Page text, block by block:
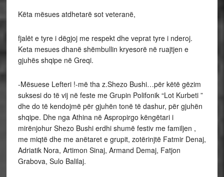
Këta mësues atdhetarë sot veteranë,
fjalët e tyre i dëgjoj me respekt dhe veprat tyre i nderoj.
Keta mesues dhanë shëmbullin kryesorë në ruajtjen e
gjuhës shqipe në Greqi.
-Mësuese Lefteri !-më tha z.Shezo Bushi…për këtë gëzim
suksesi do të vij në feste me Grupin Polifonik “Lot Kurbeti ”
dhe do të kendojmë për gjuhën tonë të dashur, për gjuhën
shqipe. Dhe nga Athina në Aspropirgo këngëtari i
mirënjohur Shezo Bushi erdhi shumë festiv me familjen ,
me miqtë dhe me anëtaret e grupit, zotërinjtë Fatmir Denaj,
Adriatik Nora, Artimon Sinaj, Armand Demaj, Fatjon
Grabova, Sulo Balilaj.